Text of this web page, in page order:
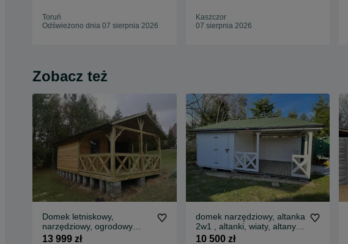
Toruń
Odświeżono dnia 07 sierpnia 2026
Kaszczor
07 sierpnia 2026
Zobacz też
Domek letniskowy,
narzędziowy, ogrodowy
Montaż w cenie
13 999 zł
domek narzędziowy, altanka
2w1 , altanki, wiaty, altany,
6x3/6x4/domki
10 500 zł